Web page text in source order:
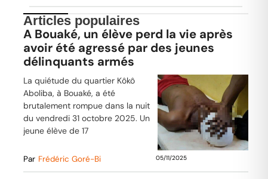
Articles populaires
A Bouaké, un élève perd la vie après
avoir été agressé par des jeunes
délinquants armés
La quiétude du quartier Kôkô
Aboliba, à Bouaké, a été
brutalement rompue dans la nuit
du vendredi 31 octobre 2025. Un
jeune élève de 17
Par Frédéric Goré-Bi 05/11/2025